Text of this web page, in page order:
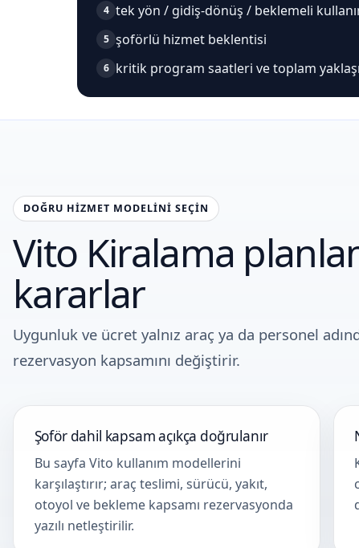
4 tek yön / gidiş-dönüş / beklemeli
5 şoförlü hizmet beklentisi
6 kritik program saatleri ve toplam
DOĞRU HIZMET MODELINI SEÇIN
Vito Kiralama
kararlar
Uygunluk ve ücret yalnız araç ya da personel
rezervasyon kapsamını değiştirir.
Şoför dahil kapsam açıkça doğrulanır
Bu sayfa Vito kullanım modellerini
karşılaştırır; araç teslimi, sürücü, yakıt,
otoyol ve bekleme kapsamı rezervasyonda
yazılı netleştirilir.